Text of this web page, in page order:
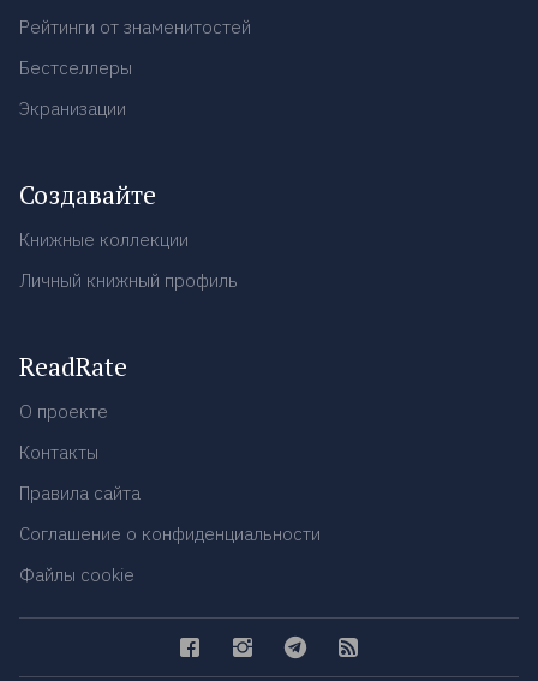
Рейтинги от знаменитостей
Бестселлеры
Экранизации
Создавайте
Книжные коллекции
Личный книжный профиль
ReadRate
О проекте
Контакты
Правила сайта
Соглашение о конфиденциальности
Файлы cookie